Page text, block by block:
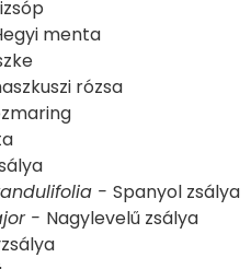
menta
rózsa
- Spanyol zsálya
- Nagylevelű zsálya